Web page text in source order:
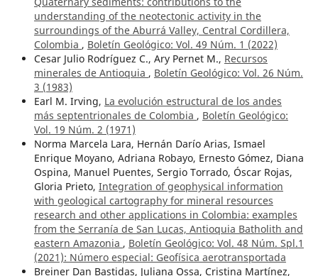
understanding of the neotectonic activity in the
surroundings of the Aburrá Valley, Central Cordillera,
Colombia , Boletín Geológico: Vol. 49 Núm. 1 (2022)
Cesar Julio Rodríguez C., Ary Pernet M., Recursos
minerales de Antioquia , Boletín Geológico: Vol. 26 Núm.
3 (1983)
Earl M. Irving, La evolución estructural de los andes
más septentrionales de Colombia , Boletín Geológico:
Vol. 19 Núm. 2 (1971)
Norma Marcela Lara, Hernán Darío Arias, Ismael
Enrique Moyano, Adriana Robayo, Ernesto Gómez, Diana
Ospina, Manuel Puentes, Sergio Torrado, Óscar Rojas,
Gloria Prieto, Integration of geophysical information
with geological cartography for mineral resources
research and other applications in Colombia: examples
from the Serranía de San Lucas, Antioquia Batholith and
eastern Amazonia , Boletín Geológico: Vol. 48 Núm. Spl.1
(2021): Número especial: Geofísica aerotransportada
Breiner Dan Bastidas, Juliana Ossa, Cristina Martínez,